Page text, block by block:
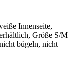
Innenseite,
Größe S/M
bügeln, nicht